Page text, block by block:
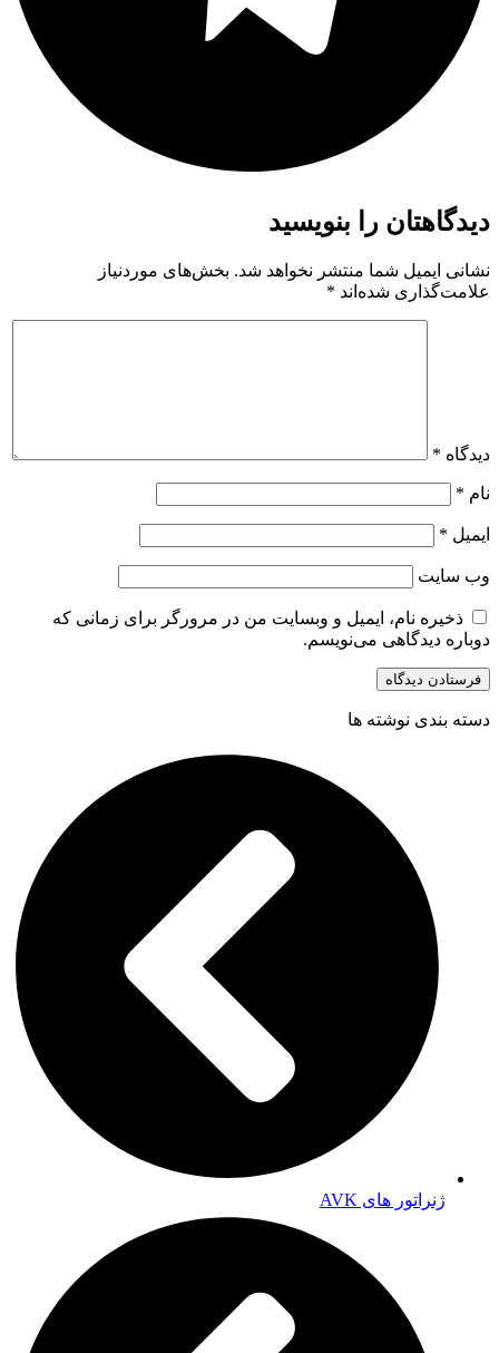
دیدگاهتان را بنویسید
نشانی ایمیل شما منتشر نخواهد شد. بخش‌های موردنیاز
علامت‌گذاری شده‌اند *
دیدگاه *
نام *
ایمیل *
وب‌ سایت
ذخیره نام، ایمیل و وبسایت من در مرورگر برای زمانی که
دوباره دیدگاهی می‌نویسم.
دسته بندی نوشته ها
ژنراتور های AVK